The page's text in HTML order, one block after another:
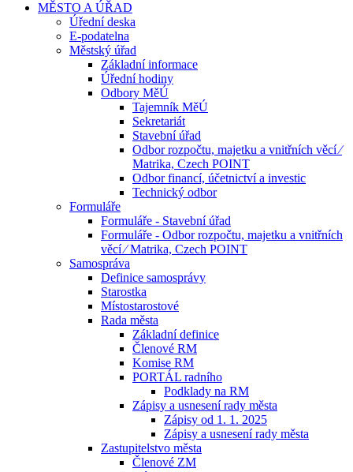
MĚSTO A ÚŘAD
Úřední deska
E-podatelna
Městský úřad
Základní informace
Úřední hodiny
Odbory MěÚ
Tajemník MěÚ
Sekretariát
Stavební úřad
Odbor rozpočtu, majetku a vnitřních věcí ⁄
Matrika, Czech POINT
Odbor financí, účetnictví a investic
Technický odbor
Formuláře
Formuláře - Stavební úřad
Formuláře - Odbor rozpočtu, majetku a vnitřních
věcí ⁄ Matrika, Czech POINT
Samospráva
Definice samosprávy
Starostka
Místostarostové
Rada města
Základní definice
Členové RM
Komise RM
PORTÁL radního
Podklady na RM
Zápisy a usnesení rady města
Zápisy od 1. 1. 2025
Zápisy a usnesení rady města
Zastupitelstvo města
Členové ZM